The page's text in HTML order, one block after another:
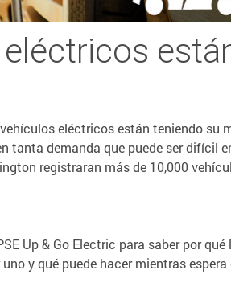
eléctricos están teniendo su
tanta demanda que puede ser difícil
registraran más de 10,000
Up & Go Electric para saber por
y qué puede hacer mientras